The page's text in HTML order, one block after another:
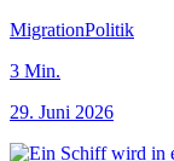
MigrationPolitik
3 Min.
29. Juni 2026